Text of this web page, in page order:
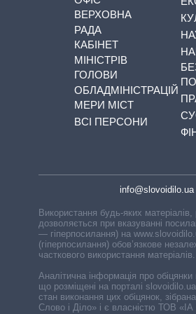
ВЕРХОВНА
РАДА
КАБІНЕТ
МІНІСТРІВ
ГОЛОВИ
ОБЛАДМІНІСТРАЦІЙ
МЕРИ МІСТ
ВСІ ПЕРСОНИ
info@slovoidilo.ua
Використання будь-яких матеріалів,
дозволяється при вказуванні
— гіперпосилання) на
(гіперпосилання) обов’язкове
часткового використання матеріалів.
Аналітична інформація про обіцянки
що розміщені на порталі
стан виконання цих обіцянок,
Слово і Діло» і є власністю ТОВ «ІА